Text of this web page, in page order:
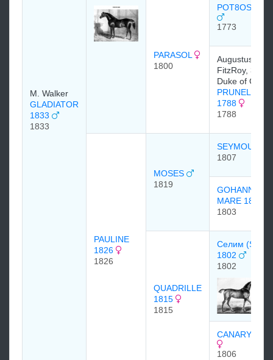
M. Walker
GLADIATOR
1833
1833
PARASOL
1800
POT8OS 1773
1773
Augustus
FitzRoy, 3rd
Duke of
PRUNELLA
1788
1788
PAULINE
1826
1826
MOSES
1819
SEYMOUR
1807
GOHANNA
MARE 1803
1803
QUADRILLE
1815
1815
Селим
1802
1802
CANARY
1806